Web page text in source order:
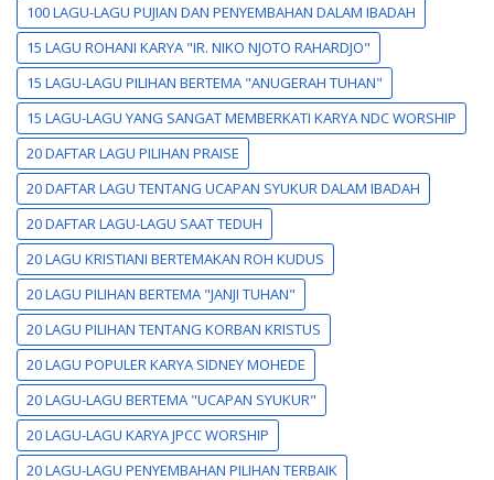
100 LAGU-LAGU PUJIAN DAN PENYEMBAHAN DALAM IBADAH
15 LAGU ROHANI KARYA "IR. NIKO NJOTO RAHARDJO"
15 LAGU-LAGU PILIHAN BERTEMA "ANUGERAH TUHAN"
15 LAGU-LAGU YANG SANGAT MEMBERKATI KARYA NDC WORSHIP
20 DAFTAR LAGU PILIHAN PRAISE
20 DAFTAR LAGU TENTANG UCAPAN SYUKUR DALAM IBADAH
20 DAFTAR LAGU-LAGU SAAT TEDUH
20 LAGU KRISTIANI BERTEMAKAN ROH KUDUS
20 LAGU PILIHAN BERTEMA "JANJI TUHAN"
20 LAGU PILIHAN TENTANG KORBAN KRISTUS
20 LAGU POPULER KARYA SIDNEY MOHEDE
20 LAGU-LAGU BERTEMA "UCAPAN SYUKUR"
20 LAGU-LAGU KARYA JPCC WORSHIP
20 LAGU-LAGU PENYEMBAHAN PILIHAN TERBAIK